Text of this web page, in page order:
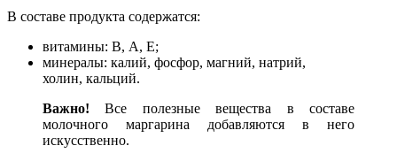
В составе продукта содержатся:
витамины: В, А, Е;
минералы: калий, фосфор, магний, натрий,
холин, кальций.
Важно! Все полезные вещества в составе
молочного маргарина добавляются в него
искусственно.